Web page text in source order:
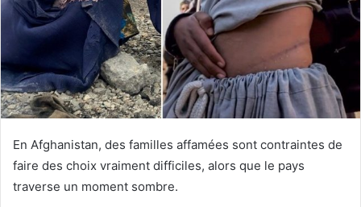
En Afghanistan, des familles affamées sont contraintes de
faire des choix vraiment difficiles, alors que le pays
traverse un moment sombre.